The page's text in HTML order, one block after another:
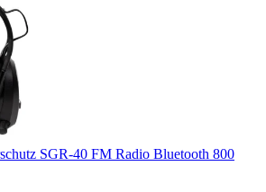
SGR-40 FM Radio Bluetooth 800